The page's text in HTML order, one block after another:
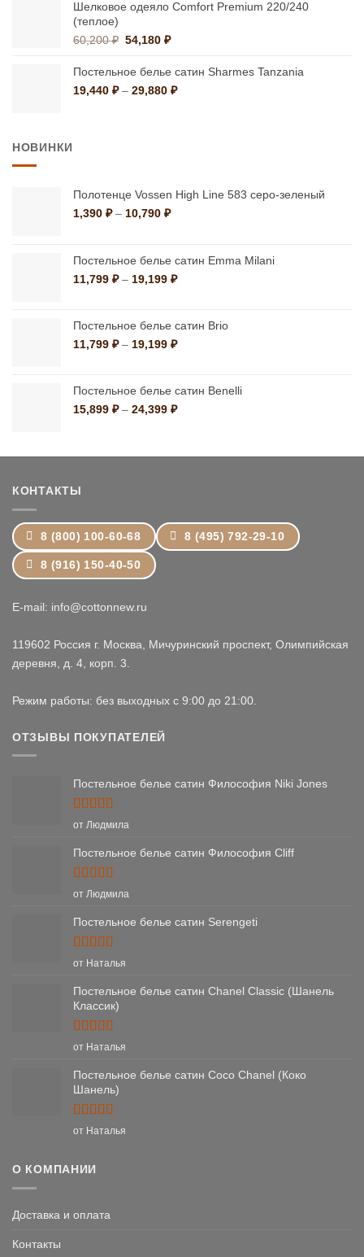
1,028 ₽.
Шелковое одеяло Comfort Premium 220/240
(теплое)
60,200₽ Первоначальная
составляла
60,200 ₽.
54,180₽Текущая
54,180 ₽.
Постельное белье сатин Sharmes Tanzania
19,440 ₽ – 29,880 ₽Диапазон
НОВИНКИ
Полотенце Vossen High Line 583 серо-зеленый
1,390 ₽ – 10,790 ₽Диапазон
–
10,790 ₽
Постельное белье сатин Emma Milani
11,799 ₽ – 19,199 ₽Диапазон
–
19,199 ₽
Постельное белье сатин Brio
11,799 ₽ – 19,199 ₽Диапазон
–
19,199 ₽
Постельное белье сатин Benelli
15,899 ₽ – 24,399 ₽Диапазон
–
КОНТАКТЫ
8 (800) 100-60-68 8 (495) 792-29-10
8 (916) 150-40-50
E-mail: info@cottonnew.ru
119602 Россия г. Москва, Мичуринский проспект, Олимпийская
деревня, д. 4, корп. 3.
Режим работы: без выходных с 9:00 до 21:00.
ОТЗЫВЫ ПОКУПАТЕЛЕЙ
Постельное белье сатин Философия Niki Jones
Оценка5
от Людмила
Постельное белье сатин Философия Cliff
Оценка5
от Людмила
Постельное белье сатин Serengeti
Оценка5
от Наталья
Постельное белье сатин Chanel Classic (Шанель
Классик)
Оценка5
от Наталья
Постельное белье сатин Coco Chanel (Коко
Шанель)
Оценка5
от Наталья
О КОМПАНИИ
Доставка и оплата
Контакты